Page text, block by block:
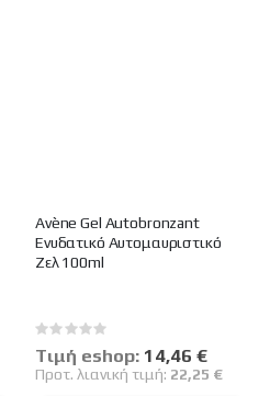
Avène Gel Autobronzant
Ενυδατικό Αυτομαυριστικό
Ζελ 100ml
Rating:
0%
Tιμή eshop: Ειδική
Τιμή
14,46 €
Προτ. λιανική τιμή: 22,25 €